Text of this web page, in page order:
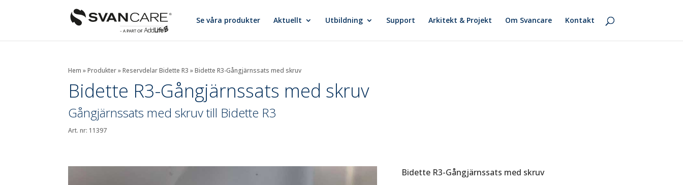
Se våra produkter Aktuellt Utbildning Support Arkitekt & Projekt Om Svancare Kontakt
Hem »Produkter»Reservdelar Bidette R3 »Bidette R3-Gångjärnssats med skruv
Bidette R3-Gångjärnssats med skruv
Gångjärnssats med skruv till Bidette R3
Art. nr: 11397
Bidette R3-Gångjärnssats med skruv